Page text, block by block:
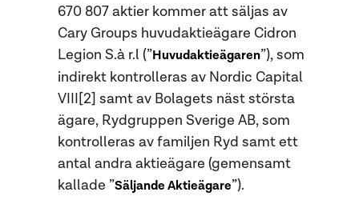
670 807 aktier kommer att säljas av
Cary Groups huvudaktieägare Cidron
Legion S.à r.l (”Huvudaktieägaren”), som
indirekt kontrolleras av Nordic Capital
VIII[2] samt av Bolagets näst största
ägare, Rydgruppen Sverige AB, som
kontrolleras av familjen Ryd samt ett
antal andra aktieägare (gemensamt
kallade ”Säljande Aktieägare”).